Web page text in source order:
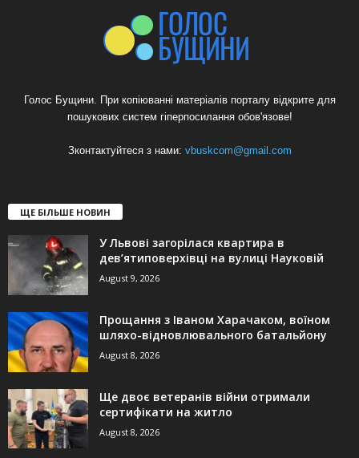
Голос Бущини. При копіюванні матеріалів порталу відкрите для
пошукових систем гіперпосилання обов'язове!
Зконтактуйтеся з нами: vbuskcom@gmail.com
ЩЕ БІЛЬШЕ НОВИН
У Львові загорілася квартира в
дев’ятиповерхівці на вулиці Науковій
August 9, 2026
Прощання з Іваном Харачаком, воїном
шляхо-відновлювального батальйону
August 8, 2026
Ще двоє ветеранів війни отримали
сертифікати на житло
August 8, 2026